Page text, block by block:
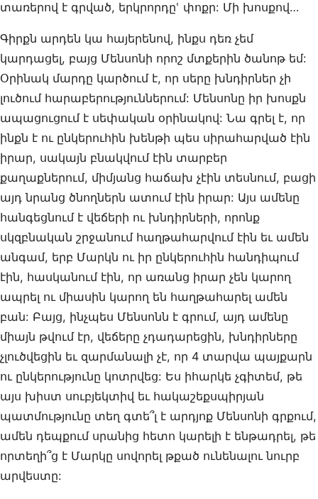
տառերով է գրված, երկրորդըՙ փոքր: Մի խոսքով…
Գիրքն արդեն կա հայերենով, ինքս դեռ չեմ
կարդացել, բայց Մենսոնի որոշ մտքերին ծանոթ եմ:
Օրինակ մարդը կարծում է, որ սերը խնդիրներ չի
լուծում հարաբերություններում: Մենսոնը իր խոսքն
ապացուցում է սեփական օրինակով: Նա գրել է, որ
ինքն է ու ընկերուհին խենթի պես սիրահարված էին
իրար, սակայն բնակվում էին տարբեր
քաղաքներում, միմյանց հաճախ չէին տեսնում, բացի
այդ նրանց ծնողներն ատում էին իրար: Այս ամենը
հանգեցնում է վեճերի ու խնդիրների, որոնք
սկզբնական շրջանում հաղթահարվում էին եւ ամեն
անգամ, երբ Մարկն ու իր ընկերուհին հանդիպում
էին, հասկանում էին, որ առանց իրար չեն կարող
ապրել ու միասին կարող են հաղթահարել ամեն
բան: Բայց, ինչպես Մենսոնն է գրում, այդ ամենը
միայն թվում էր, վեճերը չդադարեցին, խնդիրները
չլուծվեցին եւ զարմանալի չէ, որ 4 տարվա պայքարն
ու ընկերությունը կոտրվեց: Ես իհարկե չգիտեմ, թե
այս խիստ սուբյեկտիվ եւ հակաշեքսպիրյան
պատմությունը տեղ գտե՞լ է արդյոք Մենսոնի գրքում,
ամեն դեպքում սրանից հետո կարելի է ենթադրել, թե
որտեղի՞ց է Մարկը սովորել թքած ունենալու նուրբ
արվեստը: